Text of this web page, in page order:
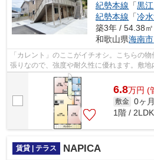
紀勢本線 「黒江
紀勢本線 「冷
築3年 / 54.38㎡
和歌山県海南市
「カレント」のここがイチオシ。こちらの
張りなので、強度や耐久性に優れます。敷
けられています。当社は海南市エリア...
6.8万円 (
敷金 0ヶ月
1階 /
賃貸 | テラス NAPICA